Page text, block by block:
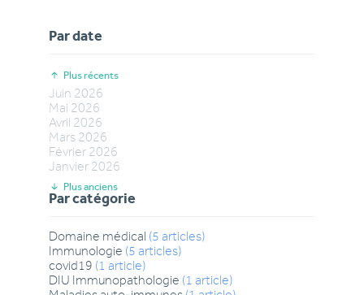
Par date
Plus récents
Juin 2026
Mai 2026
Avril 2026
Mars 2026
Février 2026
Janvier 2026
Plus anciens
Par catégorie
Domaine médical (5 articles)
Immunologie (5 articles)
covid19 (1 article)
DIU Immunopathologie (1 article)